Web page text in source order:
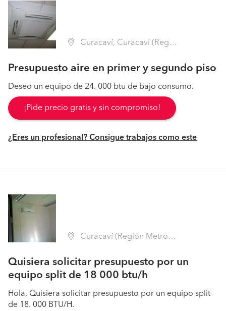
Curacaví, Curacaví (Región Metropolitana - Melipilla)
Presupuesto aire en primer y segundo piso
Deseo un equipo de 24. 000 btu de bajo consumo.
¡Pide precio gratis y sin compromiso!
¿Eres un profesional? Consigue trabajos como este
Curacaví (Región Metropolitana - Melipilla)
Quisiera solicitar presupuesto por un
equipo split de 18 000 btu/h
Hola, Quisiera solicitar presupuesto por un equipo split
de 18. 000 BTU/H.